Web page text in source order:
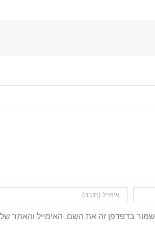
שמור בדפדפן זה את השם, האימייל והאתר